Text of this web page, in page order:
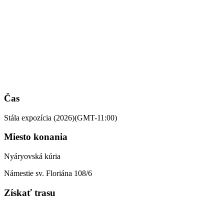
Čas
Stála expozícia (2026)(GMT-11:00)
Miesto konania
Nyáryovská kúria
Námestie sv. Floriána 108/6
Získať trasu